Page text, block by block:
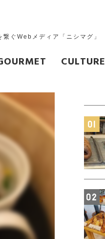
繋ぐWebメディア「ニシマグ」
CULTURE